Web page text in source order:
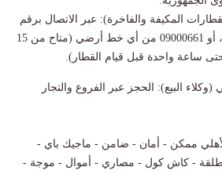
المكيفة والفاخرة): عبر الاتصال برقم
1661 من المحمول، أو 09000661 من أي خط أرضي (متاح من 15
ساعة واحدة قبل قيام القطار).
البيع): الحجز عبر الفروع والتجار
ممكن - أمان - ضامن - ماجيك باي -
طلقة - كاش كول - مصاري - أموال - موجة -